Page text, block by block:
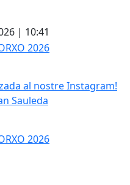
| 10:41
2026
al nostre Instagram!
Sauleda
2026